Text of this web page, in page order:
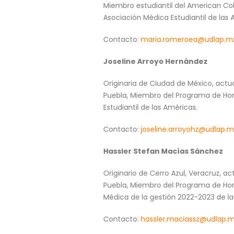
Miembro estudiantil del American
Asociación Médica Estudiantil de las
Contacto:
Joseline Arroyo Hernández
Originaria de Ciudad de México,
Puebla, Miembro del Programa de
Estudiantil de las Américas.
Contacto:
Hassler Stefan Macías Sánchez
Originario de Cerro Azul, Veracruz,
Puebla, Miembro del Programa de
Médica de la gestión 2022-2023 de
Contacto: